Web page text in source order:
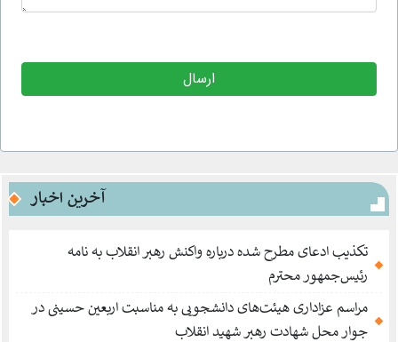
آخرین اخبار
تکذیب ادعای مطرح شده درباره واکنش رهبر انقلاب به نامه
رئیس‌جمهور محترم
مراسم عزاداری هیئت‌های دانشجویی به مناسبت اربعین حسینی در
جوار محل شهادت رهبر شهید انقلاب